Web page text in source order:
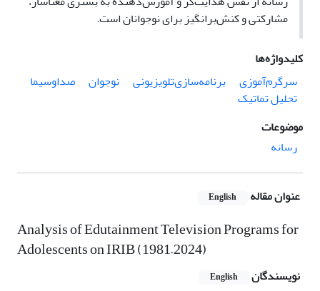
مشارکتی و کنش‌برانگیز برای نوجوانان است.
کلیدواژه‌ها
سرگرم‌آموزی
برنامه‌سازی‌تلویزیونی نوجوان
صدا‌و‌سیما
تحلیل تماتیک
موضوعات
رسانه
عنوان مقاله English
Analysis of Edutainment Television Programs for
Adolescents on IRIB (1981–2024)
نویسندگان English